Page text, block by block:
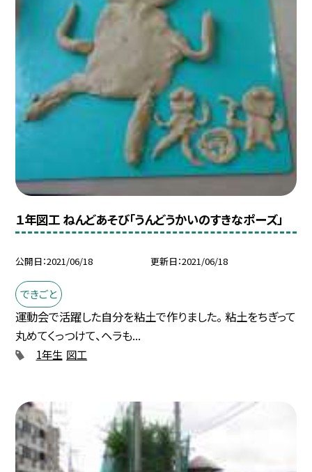
１年図工 ねんどあそび「うんどうかいのすきなポーズ」
公開日 2021/06/18 更新日 2021/06/18
できごと
運動会で活躍した自分を粘土で作りました。 粘土をちぎって
丸めてくっつけて、ヘラも...
1年生 図工